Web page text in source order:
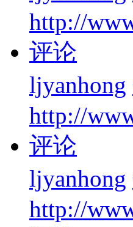
http://
评论
ljyanhong
http://
评论
ljyanhong
http://